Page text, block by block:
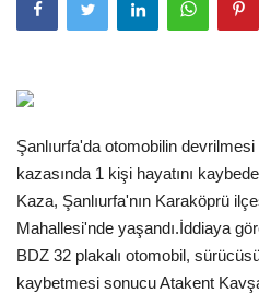
Eğitim
Tekno Bilim
Ekonomi
Şanlıurfa'da otomobilin
kazasında 1 kişi hayatını
Kaza, Şanlıurfa'nın Karaköprü
Mahallesi'nde yaşandı.İddiaya
BDZ 32 plakalı otomobil,
kaybetmesi sonucu Atakent